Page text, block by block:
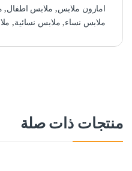
امازون ملابس, ملابس اطفال,
ملابس نساء, ملابس نسائية,
منتجات ذات صلة